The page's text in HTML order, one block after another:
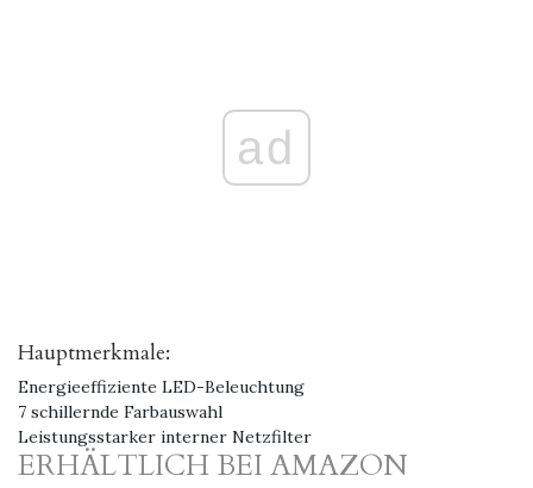
ad
Hauptmerkmale:
Energieeffiziente LED-Beleuchtung
7 schillernde Farbauswahl
Leistungsstarker interner Netzfilter
ERHÄLTLICH BEI AMAZON